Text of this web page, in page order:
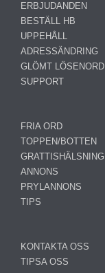
ERBJUDANDEN
BESTÄLL HB
UPPEHÅLL
ADRESSÄNDRING
GLÖMT LÖSENORD
SUPPORT
FRIA ORD
TOPPEN/BOTTEN
GRATTISHÄLSNING
ANNONS
PRYLANNONS
TIPS
KONTAKTA OSS
TIPSA OSS